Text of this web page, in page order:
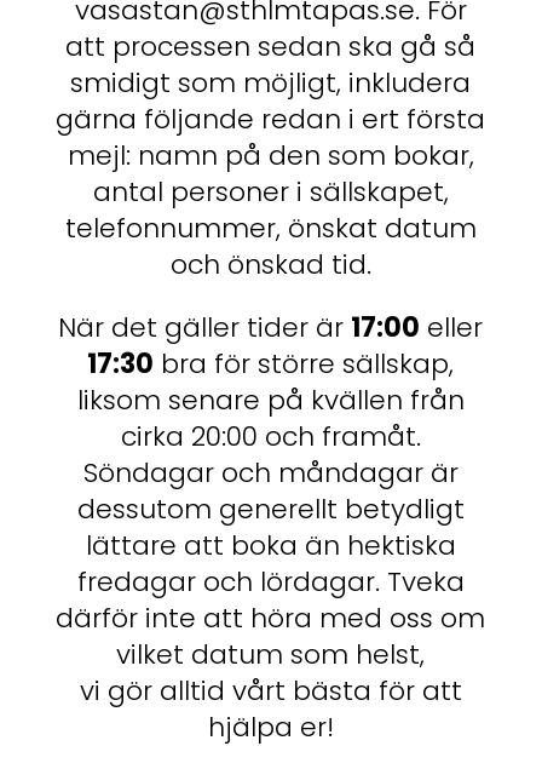
vasastan@sthlmtapas.se. För
att processen sedan ska gå så
smidigt som möjligt, inkludera
gärna följande redan i ert första
mejl: namn på den som bokar,
antal personer i sällskapet,
telefonnummer, önskat datum
och önskad tid.
När det gäller tider är 17:00 eller
17:30 bra för större sällskap,
liksom senare på kvällen från
cirka 20:00 och framåt.
Söndagar och måndagar är
dessutom generellt betydligt
lättare att boka än hektiska
fredagar och lördagar. Tveka
därför inte att höra med oss om
vilket datum som helst,
vi gör alltid vårt bästa för att
hjälpa er!